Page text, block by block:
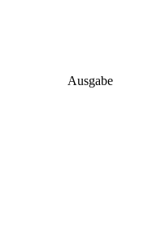
Ausgabe